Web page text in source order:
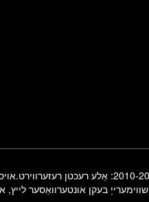
שווימערייַ בעקן אונטערוואַסער לייץ,